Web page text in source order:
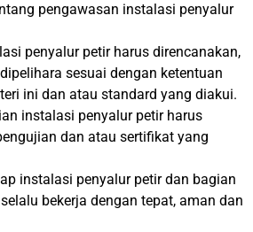
pengawasan instalasi penyalur
penyalur petir harus direncanakan,
sesuai dengan ketentuan
ini dan atau standard yang diakui.
instalasi penyalur petir harus
dan atau sertifikat yang
instalasi penyalur petir dan bagian
bekerja dengan tepat, aman dan